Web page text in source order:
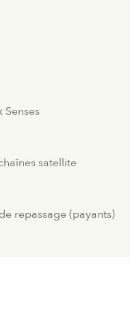
Senses
satellite
repassage (payants)